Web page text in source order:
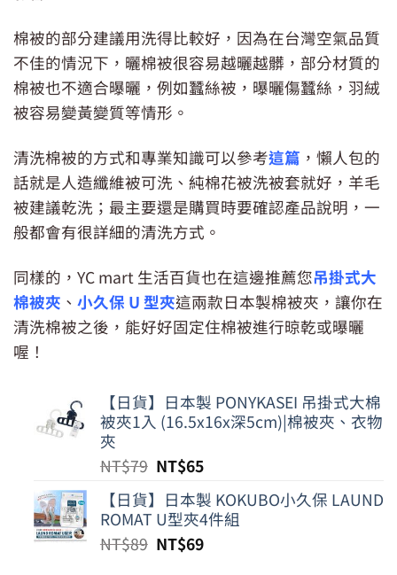
棉被的部分建議用洗得比較好，因為在台灣空氣品質
不佳的情況下，曬棉被很容易越曬越髒，部分材質的
棉被也不適合曝曬，例如蠶絲被，曝曬傷蠶絲，羽絨
被容易變黃變質等情形。
清洗棉被的方式和專業知識可以參考這篇 ，懶人包的
話就是人造纖維被可洗、純棉花被洗被套就好，羊毛
被建議乾洗；最主要還是購買時要確認產品說明，一
般都會有很詳細的清洗方式。
同樣的，YC mart 生活百貨也在這邊推薦您吊掛式大
棉被夾 、 小久保 U 型夾這兩款日本製棉被夾，讓你在
清洗棉被之後，能好好固定住棉被進行晾乾或曝曬
喔！
【日貨】日本製 PONYKASEI 吊掛式大棉
被夾1入 (16.5x16x深5cm)|棉被夾、衣物
夾
NT$79 原
價
格：
NT$79。
NT$65目
價
格：
NT$65。
【日貨】日本製 KOKUBO小久保 LAUND
ROMAT U型夾4件組
NT$89 原
NT$69目